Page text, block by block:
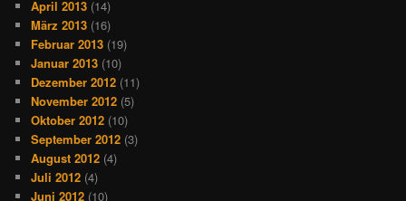
April 2013 (14)
März 2013 (16)
Februar 2013 (19)
Januar 2013 (10)
Dezember 2012 (11)
November 2012 (5)
Oktober 2012 (10)
September 2012 (3)
August 2012 (4)
Juli 2012 (4)
Juni 2012 (10)